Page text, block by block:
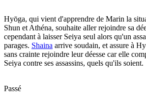
Hyōga, qui vient d'apprendre de Marin la
Shun et Athéna, souhaite aller rejoindre sa
cependant à laisser Seiya seul alors qu'un
parages. Shaina arrive soudain, et assure à
sans crainte rejoindre leur déesse car elle
Seiya contre ses assassins, quels qu'ils soient.
Passé